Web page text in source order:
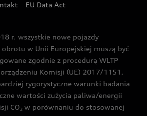
EU Data Act
r. wszystkie nowe pojazdy
w Unii Europejskiej muszą być
zgodnie z procedurą WLTP
Komisji (UE) 2017/1151.
rygorystyczne warunki badania
wartości zużycia paliwa/energii
CO2 w porównaniu do stosowanej